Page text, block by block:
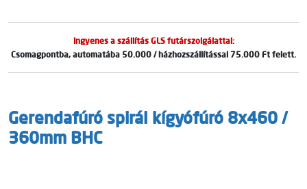
Ingyenes a szállítás GLS futárszolgálattal:
Csomagpontba, automatába 50.000 / házhozszállítással 75.000 Ft felett.
Gerendafúró spirál kígyófúró 8x460 /
360mm BHC